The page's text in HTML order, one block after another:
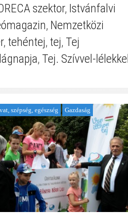
szektor, Istvánfalvi
, Nemzetközi
, tehéntej, tej, Tej
, Tej. Szívvel-
szépség, egészség Gazdaság